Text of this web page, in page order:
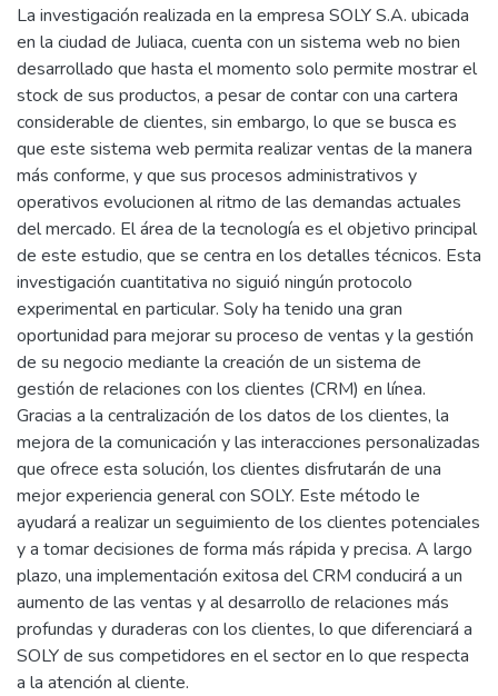
La investigación realizada en la empresa SOLY S.A. ubicada
en la ciudad de Juliaca, cuenta con un sistema web no bien
desarrollado que hasta el momento solo permite mostrar el
stock de sus productos, a pesar de contar con una cartera
considerable de clientes, sin embargo, lo que se busca es
que este sistema web permita realizar ventas de la manera
más conforme, y que sus procesos administrativos y
operativos evolucionen al ritmo de las demandas actuales
del mercado. El área de la tecnología es el objetivo principal
de este estudio, que se centra en los detalles técnicos. Esta
investigación cuantitativa no siguió ningún protocolo
experimental en particular. Soly ha tenido una gran
oportunidad para mejorar su proceso de ventas y la gestión
de su negocio mediante la creación de un sistema de
gestión de relaciones con los clientes (CRM) en línea.
Gracias a la centralización de los datos de los clientes, la
mejora de la comunicación y las interacciones personalizadas
que ofrece esta solución, los clientes disfrutarán de una
mejor experiencia general con SOLY. Este método le
ayudará a realizar un seguimiento de los clientes potenciales
y a tomar decisiones de forma más rápida y precisa. A largo
plazo, una implementación exitosa del CRM conducirá a un
aumento de las ventas y al desarrollo de relaciones más
profundas y duraderas con los clientes, lo que diferenciará a
SOLY de sus competidores en el sector en lo que respecta
a la atención al cliente.